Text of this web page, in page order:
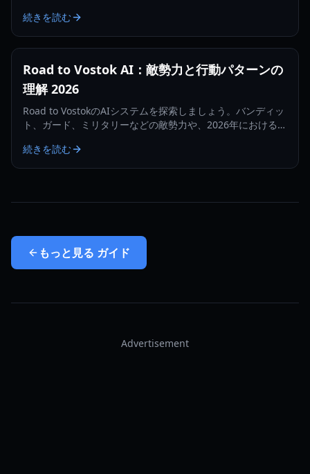
て学びます。
続きを読む
Road to Vostok AI：敵勢力と行動パターンの
理解 2026
Road to VostokのAIシステムを探索しましょう。バンディッ
ト、ガード、ミリタリーなどの敵勢力や、2026年におけるそ
続きを読む
もっと見る ガイド
Advertisement